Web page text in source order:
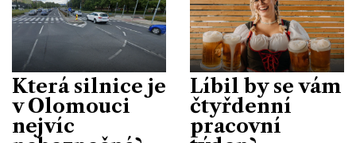
Která silnice je
v Olomouci
nejvíc
Líbil by se vám
čtyřdenní
pracovní